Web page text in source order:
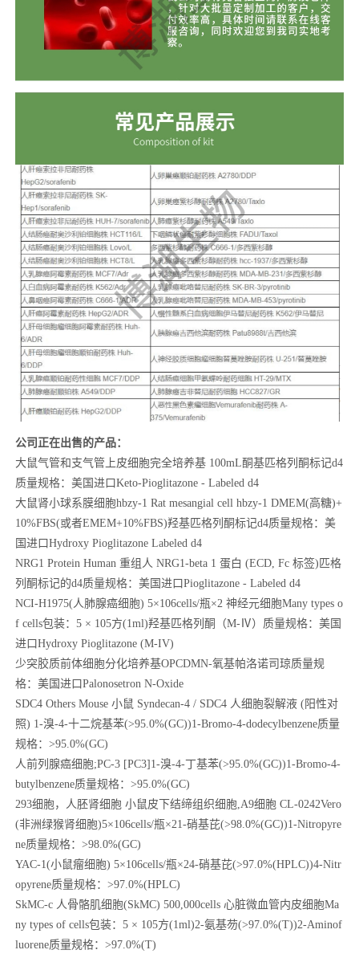
公司正在出售的产品：
大鼠气管和支气管上皮细胞完全培养基 100mL酮基匹格列酮标记d4
质量规格：美国进口Keto-Pioglitazone - Labeled d4
大鼠肾小球系膜细胞hbzy-1 Rat mesangial cell hbzy-1 DMEM(高糖)+
10%FBS(或者EMEM+10%FBS)羟基匹格列酮标记d4质量规格：美
国进口Hydroxy Pioglitazone Labeled d4
NRG1 Protein Human 重组人 NRG1-beta 1 蛋白 (ECD, Fc 标签)匹格
列酮标记的d4质量规格：美国进口Pioglitazone - Labeled d4
NCI-H1975(人肺腺癌细胞) 5×106cells/瓶×2 神经元细胞Many types o
f cells包装：5 × 105方(1ml)羟基匹格列酮（M-Ⅳ）质量规格：美国
进口Hydroxy Pioglitazone (M-IV)
少突胶质前体细胞分化培养基OPCDMN-氧基帕洛诺司琼质量规
格：美国进口Palonosetron N-Oxide
SDC4 Others Mouse 小鼠 Syndecan-4 / SDC4 人细胞裂解液 (阳性对
照) 1-溴-4-十二烷基苯(>95.0%(GC))1-Bromo-4-dodecylbenzene质量
规格：>95.0%(GC)
人前列腺癌细胞;PC-3 [PC3]1-溴-4-丁基苯(>95.0%(GC))1-Bromo-4-
butylbenzene质量规格：>95.0%(GC)
293细胞，人胚肾细胞 小鼠皮下结缔组织细胞,A9细胞 CL-0242Vero
(非洲绿猴肾细胞)5×106cells/瓶×21-硝基芘(>98.0%(GC))1-Nitropyre
ne质量规格：>98.0%(GC)
YAC-1(小鼠瘤细胞) 5×106cells/瓶×24-硝基芘(>97.0%(HPLC))4-Nitr
opyrene质量规格：>97.0%(HPLC)
SkMC-c 人骨骼肌细胞(SkMC) 500,000cells 心脏微血管内皮细胞Ma
ny types of cells包装：5 × 105方(1ml)2-氨基芴(>97.0%(T))2-Aminof
luorene质量规格：>97.0%(T)